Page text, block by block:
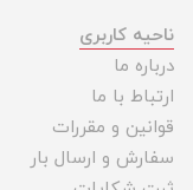
ناحیه کاربری
درباره ما
ارتباط با ما
قوانین و مقررات
سفارش و ارسال بار